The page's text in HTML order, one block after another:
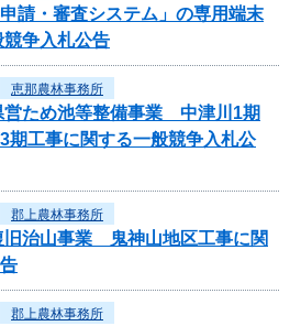
請・審査システム」の専用端末
争入札公告
恵那農林事務所
営ため池等整備事業 中津川1期
工事に関する一般競争入札公
郡上農林事務所
旧治山事業 鬼神山地区工事に関
郡上農林事務所